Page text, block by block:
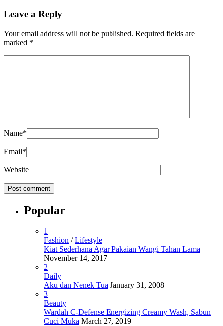
Leave a Reply
Your email address will not be published. Required fields are
marked *
Name*
Email*
Website
Popular
1
Fashion /Lifestyle
Kiat Sederhana Agar Pakaian Wangi Tahan Lama
November 14, 2017
2
Daily
Aku dan Nenek Tua January 31, 2008
3
Beauty
Wardah C-Defense Energizing Creamy Wash, Sabun
Cuci Muka March 27, 2019